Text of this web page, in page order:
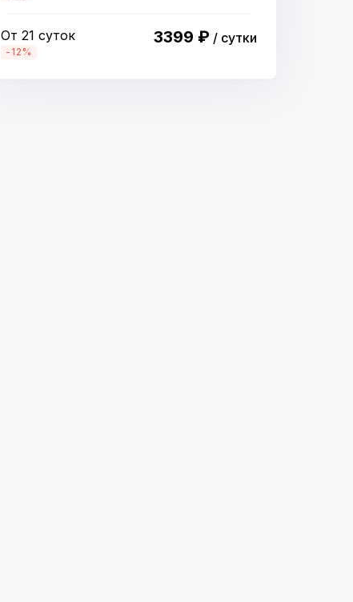
От 21 суток
-12%
3399 ₽ / сутки